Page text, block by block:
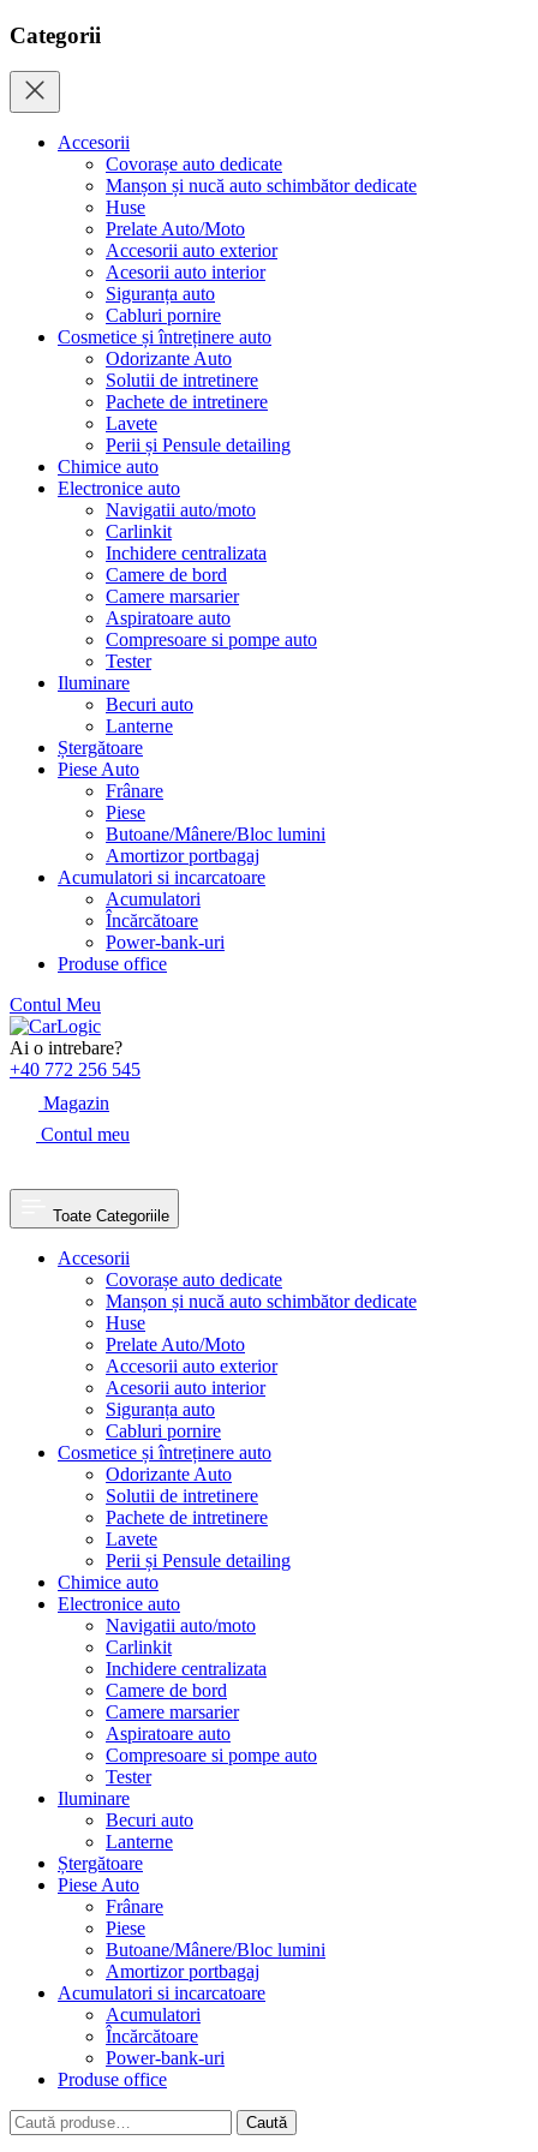
Categorii
Accesorii
Covorașe auto dedicate
Manșon și nucă auto schimbător dedicate
Huse
Prelate Auto/Moto
Accesorii auto exterior
Acesorii auto interior
Siguranța auto
Cabluri pornire
Cosmetice și întreținere auto
Odorizante Auto
Solutii de intretinere
Pachete de intretinere
Lavete
Perii și Pensule detailing
Chimice auto
Electronice auto
Navigatii auto/moto
Carlinkit
Inchidere centralizata
Camere de bord
Camere marsarier
Aspiratoare auto
Compresoare si pompe auto
Tester
Iluminare
Becuri auto
Lanterne
Ștergătoare
Piese Auto
Frânare
Piese
Butoane/Mânere/Bloc lumini
Amortizor portbagaj
Acumulatori si incarcatoare
Acumulatori
Încărcătoare
Power-bank-uri
Produse office
Contul Meu
Skip
to
content
Ai o intrebare?
+40 772 256 545
Magazin
Contul meu
Toate Categoriile
Accesorii
Covorașe auto dedicate
Manșon și nucă auto schimbător dedicate
Huse
Prelate Auto/Moto
Accesorii auto exterior
Acesorii auto interior
Siguranța auto
Cabluri pornire
Cosmetice și întreținere auto
Odorizante Auto
Solutii de intretinere
Pachete de intretinere
Lavete
Perii și Pensule detailing
Chimice auto
Electronice auto
Navigatii auto/moto
Carlinkit
Inchidere centralizata
Camere de bord
Camere marsarier
Aspiratoare auto
Compresoare si pompe auto
Tester
Iluminare
Becuri auto
Lanterne
Ștergătoare
Piese Auto
Frânare
Piese
Butoane/Mânere/Bloc lumini
Amortizor portbagaj
Acumulatori si incarcatoare
Acumulatori
Încărcătoare
Power-bank-uri
Produse office
Caută
după:
Caută